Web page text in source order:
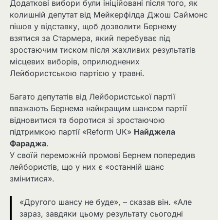
Додаткові вибори були ініційовані після того, як
колишній депутат від Мейкерфілда Джош Саймонс
пішов у відставку, щоб дозволити Бернему
взятися за Стармера, який перебуває під
зростаючим тиском після жахливих результатів
місцевих виборів, оприлюднених
Лейбористською партією у травні.
Багато депутатів від Лейбористської партії
вважають Бернема найкращим шансом партії
відновитися та боротися зі зростаючою
підтримкою партії «Reform UK» Найджела
Фараджа.
У своїй переможній промові Бернем попередив
лейбористів, що у них є «останній шанс
змінитися».
«Другого шансу не буде», – сказав він. «Але
зараз, завдяки цьому результату сьогодні